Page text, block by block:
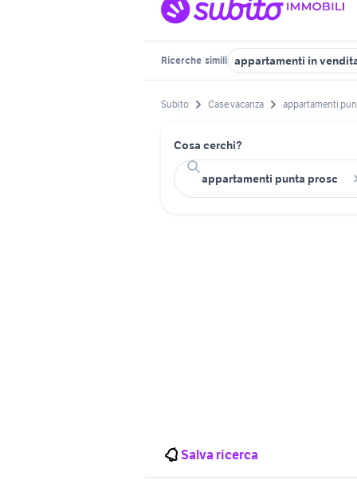
Ricerche simili appartamenti in
Subito Case vacanza appartamenti
Cosa cerchi?
Salva ricerca